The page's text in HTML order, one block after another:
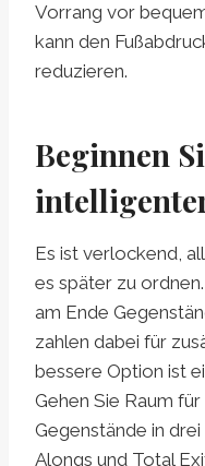
Vorrang vor
kann den
reduzieren.
Beginnen
Es ist verlockend,
es später zu
am Ende
zahlen dabei für
bessere Option ist
Gehen Sie Raum
Gegenstände in
Alongs und Total